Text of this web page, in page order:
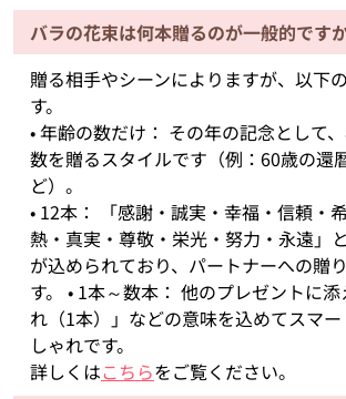
バラの花束は何本贈るのが一般的です
贈る相手やシーンによりますが、以下
す。
• 年齢の数だけ： その年の記念として
数を贈るスタイルです（例：60歳の還
ど）。
• 12本： 「感謝・誠実・幸福・信頼・
熱・真実・尊敬・栄光・努力・永遠」
が込められており、パートナーへの贈
す。 • 1本～数本： 他のプレゼントに
れ（1本）」などの意味を込めてスマ
しゃれです。
詳しくはこちらをご覧ください。